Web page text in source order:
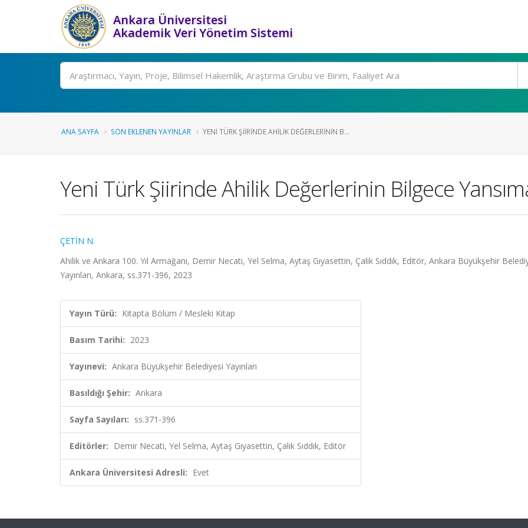
Ankara Üniversitesi
Akademik Veri Yönetim Sistemi
Ara
ANA SAYFA SON EKLENEN YAYINLAR YENI TÜRK ŞIIRINDE AHILIK DEĞERLERININ B...
Yeni Türk Şiirinde Ahilik Değerlerinin Bilgece
ÇETİN N.
Ahilik ve Ankara 100. Yıl Armağanı, Demir Necati, Yel Selma, Aytaş Gıyasettin, Çalık Sıddık, Editör, Ankara Büyükşehir
Yayınları, Ankara, ss.371-396, 2023
Yayın Türü: Kitapta Bölüm / Mesleki Kitap
Basım Tarihi: 2023
Yayınevi: Ankara Büyükşehir Belediyesi Yayınları
Basıldığı Şehir: Ankara
Sayfa Sayıları: ss.371-396
Editörler: Demir Necati, Yel Selma, Aytaş Gıyasettin, Çalık Sıddık, Editör
Ankara Üniversitesi Adresli: Evet